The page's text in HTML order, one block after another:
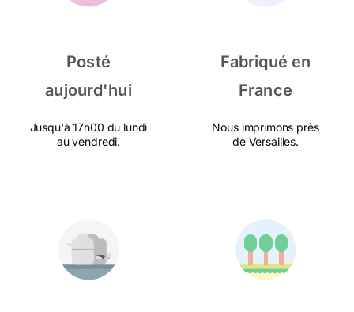
Posté
aujourd'hui
Jusqu'à 17h00 du lundi
au vendredi.
Fabriqué en
France
Nous imprimons près
de Versailles.